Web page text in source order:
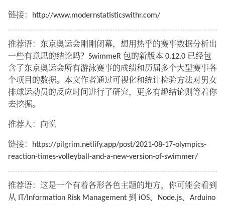
链接：http://www.modernstatisticswithr.com/
推荐语：东京奥运会刚刚闭幕，想用热乎的赛事数据分析出
一些有意思的结论吗？SwimmeR 包的新版本 0.12.0 已经包
含了东京奥运会所有游泳赛事的成绩和历届多个大型赛事各
个项目的数据。本文作者通过可视化和统计检验方法对男女
排球运动员的反应时间进行了研究，更多有趣结论则等着你
去挖掘。
推荐人：向悦
链接：https://pilgrim.netlify.app/post/2021-08-17-olympics-
reaction-times-volleyball-and-a-new-version-of-swimmer/
推荐语：这是一个有着各形各色主题的地方，你可能会看到
从 IT/Information Risk Management 到 iOS、Node.js、Arduino